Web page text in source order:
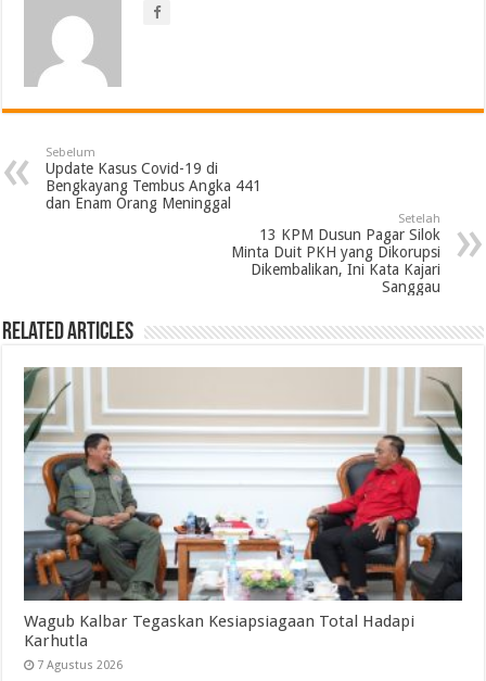
Sebelum
Update Kasus Covid-19 di
Bengkayang Tembus Angka 441
dan Enam Orang Meninggal
Setelah
13 KPM Dusun Pagar Silok
Minta Duit PKH yang Dikorupsi
Dikembalikan, Ini Kata Kajari
Sanggau
Related Articles
Wagub Kalbar Tegaskan Kesiapsiagaan Total Hadapi
Karhutla
7 Agustus 2026